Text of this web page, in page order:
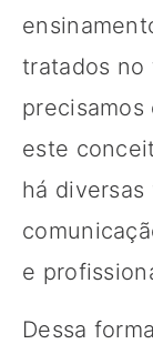
tratados no
este
há diversas
e
Dessa